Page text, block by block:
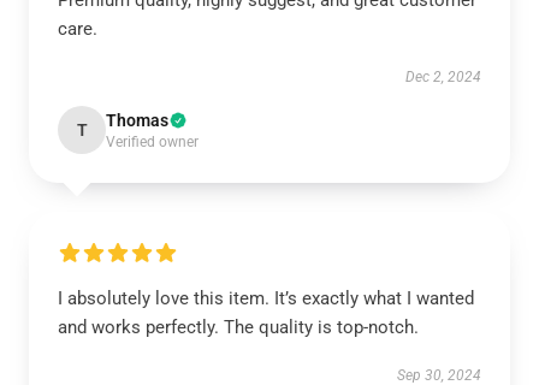
care.
Dec 2, 2024
T Thomas
Verified owner
I absolutely love this item. It’s exactly what I wanted
and works perfectly. The quality is top-notch.
Sep 30, 2024